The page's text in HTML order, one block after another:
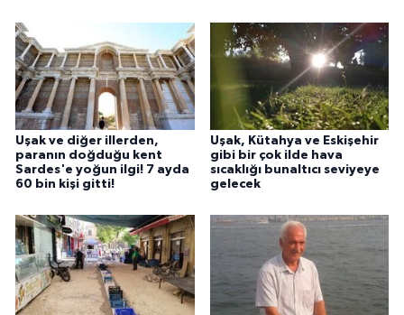
Uşak ve diğer illerden,
paranın doğduğu kent
Sardes'e yoğun ilgi! 7 ayda
60 bin kişi gitti!
Uşak, Kütahya ve Eskişehir
gibi bir çok ilde hava
sıcaklığı bunaltıcı seviyeye
gelecek